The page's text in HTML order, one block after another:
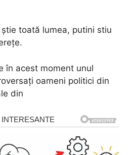
toată lumea, putini stiu
în acest moment unul
oameni politici din
din